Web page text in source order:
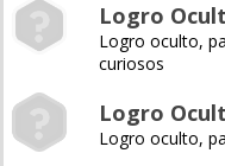
Logro
Logro oculto,
curiosos
Logro
Logro oculto,